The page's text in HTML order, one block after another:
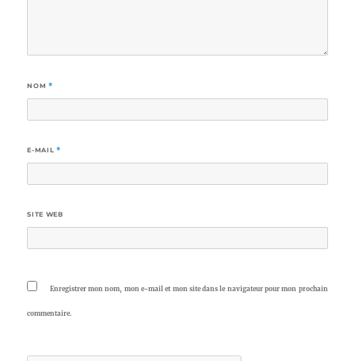
NOM *
E-MAIL *
SITE WEB
Enregistrer mon nom, mon e-mail et mon site dans le navigateur pour mon prochain
commentaire.